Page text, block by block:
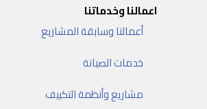
اعمالنا وخدماتنا
أعمالنا وسابقة المشاريع
خدمات الصيانة
مشاريع وأنظمة التكييف